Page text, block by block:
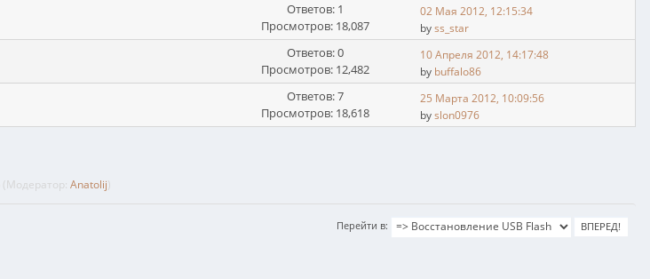
Ответов: 1
Просмотров: 18,087
02 Мая 2012, 12:15:34
byss_star
Ответов: 0
Просмотров: 12,482
10 Апреля 2012, 14:17:48
by buffalo86
Ответов: 7
Просмотров: 18,618
25 Марта 2012, 10:09:56
byslon0976
(Модератор: Anatolij)
Перейти в